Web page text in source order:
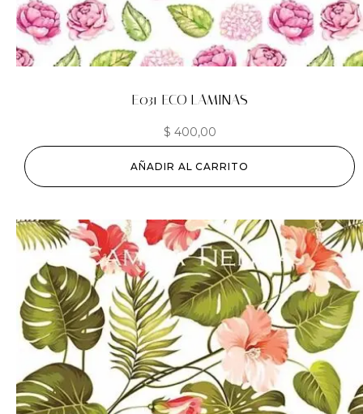
E031 ECO LAMINAS
$ 400,00
AÑADIR AL CARRITO